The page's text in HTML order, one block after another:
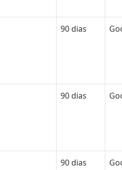
90 dias
90 dias
90 dias